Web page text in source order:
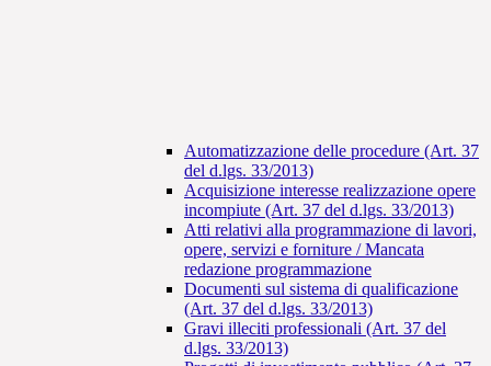
Automatizzazione delle procedure (Art. 37
del d.lgs. 33/2013)
Acquisizione interesse realizzazione opere
incompiute (Art. 37 del d.lgs. 33/2013)
Atti relativi alla programmazione di lavori,
opere, servizi e forniture / Mancata
redazione programmazione
Documenti sul sistema di qualificazione
(Art. 37 del d.lgs. 33/2013)
Gravi illeciti professionali (Art. 37 del
d.lgs. 33/2013)